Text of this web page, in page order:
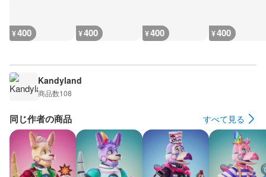
¥400 ¥400 ¥400 ¥400
Kandyland
商品数108
同じ作者の商品 すべて見る